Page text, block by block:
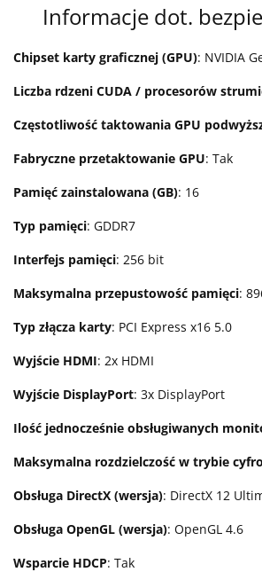
Informacje dot.
Chipset karty graficznej (GPU): NVIDIA
Liczba rdzeni CUDA / procesorów
Częstotliwość taktowania GPU
Fabryczne przetaktowanie GPU: Tak
Pamięć zainstalowana (GB): 16
Typ pamięci: GDDR7
Interfejs pamięci: 256 bit
Maksymalna przepustowość pamięci:
Typ złącza karty: PCI Express x16 5.0
Wyjście HDMI: 2x HDMI
Wyjście DisplayPort: 3x DisplayPort
Ilość jednocześnie obsługiwanych
Maksymalna rozdzielczość w trybie
Obsługa DirectX (wersja): DirectX 12
Obsługa OpenGL (wersja): OpenGL 4.6
Wsparcie HDCP: Tak